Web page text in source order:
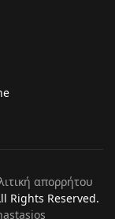
απορρήτου
Rights Reserved.